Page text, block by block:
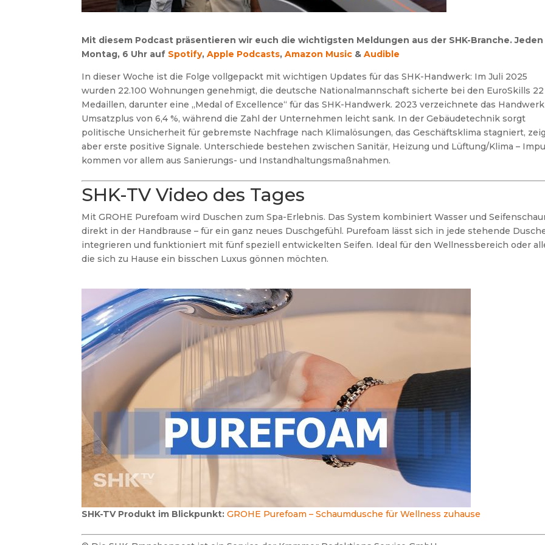
Mit diesem Podcast präsentieren wir euch die wichtigsten Meldungen aus der SHK-Branche. Jeden
Montag, 6 Uhr auf Spotify,Apple Podcasts,Amazon Music &Audible
In dieser Woche ist die Folge vollgepackt mit wichtigen Updates für das SHK-Handwerk: Im Juli 2025
wurden 22.100 Wohnungen genehmigt, die deutsche Nationalmannschaft sicherte bei den EuroSkills 22
Medaillen, darunter eine „Medal of Excellence“ für das SHK-Handwerk. 2023 verzeichnete das
Umsatzplus von 6,4 %, während die Zahl der Unternehmen leicht sank. In der Gebäudetechnik sorgt
politische Unsicherheit für gebremste Nachfrage nach Klimalösungen, das Geschäftsklima stagniert,
aber erste positive Signale. Unterschiede bestehen zwischen Sanitär, Heizung und Lüftung/Klima –
kommen vor allem aus Sanierungs- und Instandhaltungsmaßnahmen.
SHK-TV Video des Tages
Mit GROHE Purefoam wird Duschen zum Spa-Erlebnis. Das System kombiniert Wasser und
direkt in der Handbrause – für ein ganz neues Duschgefühl. Purefoam lässt sich in jede stehende
integrieren und funktioniert mit fünf speziell entwickelten Seifen. Ideal für den Wellnessbereich oder
die sich zu Hause ein bisschen Luxus gönnen möchten.
SHK-TV Produkt im Blickpunkt: GROHE Purefoam – Schaumdusche für Wellness zuhause